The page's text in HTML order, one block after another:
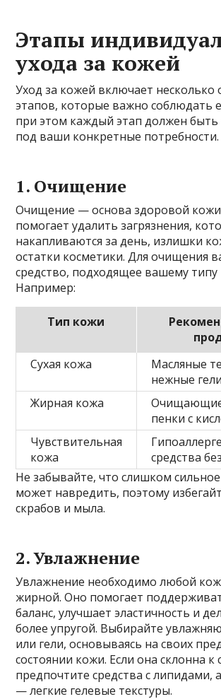
Этапы
ухода за кожей
Уход за кожей включает несколько
этапов, которые важно соблюдать
при этом каждый этап должен
под ваши конкретные потребности.
1. Очищение
Очищение — основа здоровой
помогает удалить загрязнения,
накапливаются за день, излишки
остатки косметики. Для очищения
средство, подходящее вашему типу
Например:
Тип кожи
Сухая кожа
Масляные
нежные
Жирная кожа
Очищающие
пенки с
Чувствительная
кожа
средства
Не забывайте, что слишком
может навредить, поэтому
скрабов и мыла.
2. Увлажнение
Увлажнение необходимо любой
жирной. Оно помогает
баланс, улучшает эластичность и
более упругой. Выбирайте
или гели, основываясь на своих
состоянии кожи. Если она склонна к
предпочтите средства с липидами,
— легкие гелевые текстуры.